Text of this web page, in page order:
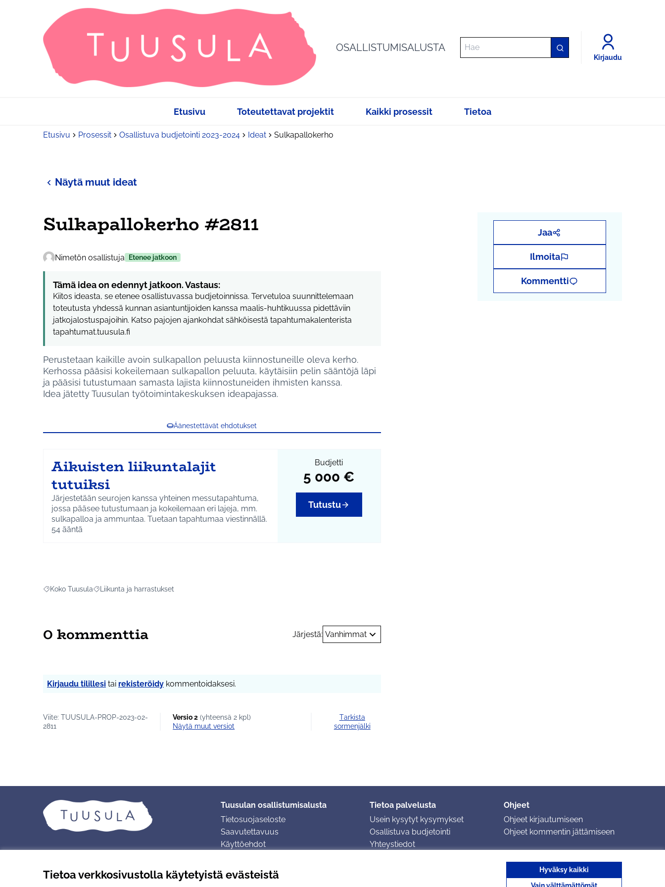
Tietoa verkkosivustolla käytetyistä evästeistä
Hyväksy kaikki
OSALLISTUMISALUSTA
Kirjaudu
Etusivu Toteutettavat projektit Kaikki prosessit Tietoa
Etusivu Prosessit Osallistuva budjetointi 2023-2024 Ideat Sulkapallokerho
Näytä muut ideat
Sulkapallokerho #2811
Nimetön osallistuja Etenee jatkoon
Tämä idea on edennyt jatkoon. Vastaus:
Kiitos ideasta, se etenee osallistuvassa budjetoinnissa. Tervetuloa suunnittelemaan
toteutusta yhdessä kunnan asiantuntijoiden kanssa maalis-huhtikuussa pidettäviin
jatkojalostuspajoihin. Katso pajojen ajankohdat sähköisestä tapahtumakalenterista
tapahtumat.tuusula.fi
Perustetaan kaikille avoin sulkapallon peluusta kiinnostuneille oleva kerho.
Kerhossa pääsisi kokeilemaan sulkapallon peluuta, käytäisiin pelin sääntöjä läpi
ja pääsisi tutustumaan samasta lajista kiinnostuneiden ihmisten kanssa.
Idea jätetty Tuusulan työtoimintakeskuksen ideapajassa.
Äänestettävät ehdotukset
Aikuisten liikuntalajit
tutuiksi
Järjestetään seurojen kanssa yhteinen messutapahtuma,
jossa pääsee tutustumaan ja kokeilemaan eri lajeja, mm.
sulkapalloa ja ammuntaa. Tuetaan tapahtumaa viestinnällä.
54 ääntä
Budjetti
5 000 €
Tutustu
Rajaa tulokset aihepiirin mukaan: Koko Tuusula
Koko Tuusula Rajaa tulokset teeman mukaan: Liikunta ja harrastukset
Liikunta ja harrastukset
Jaa
Ilmoita
Kommentti
0 kommenttia Järjestä: Vanhimmat
Kirjaudu tilillesi tai rekisteröidy kommentoidaksesi.
Viite: TUUSULA-PROP-2023-02-
2811
Versio 2 (yhteensä 2 kpl)
näytä muut versiot
Tarkista
sormenjälki
Tuusulan osallistumisalusta
Tietosuojaseloste
Saavutettavuus
Käyttöehdot
Tietoa palvelusta
Usein kysytyt kysymykset
Osallistuva budjetointi
Yhteystiedot
Ohjeet
Ohjeet kirjautumiseen
Ohjeet kommentin jättämiseen